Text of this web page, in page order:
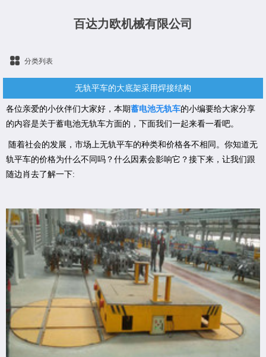
百达力欧机械有限公司
分类列表
无轨平车的大底架采用焊接结构
各位亲爱的小伙伴们大家好，本期蓄电池无轨车的小编要给大家分享
的内容是关于蓄电池无轨车方面的，下面我们一起来看一看吧。
随着社会的发展，市场上无轨平车的种类和价格各不相同。你知道无
轨平车的价格为什么不同吗？什么因素会影响它？接下来，让我们跟
随边肖去了解一下: